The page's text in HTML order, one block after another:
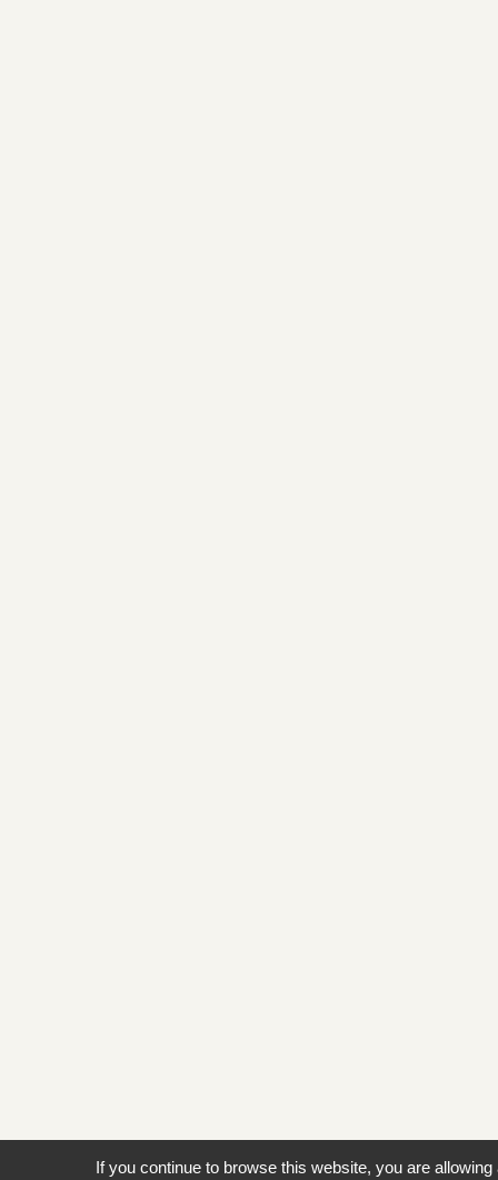
If you continue to browse this website, you are